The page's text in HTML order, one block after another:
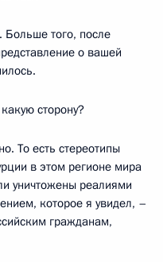
Больше того, после
о вашей
сторону?
То есть стереотипы
в этом регионе мира
уничтожены реалиями
которое я увидел, –
гражданам,